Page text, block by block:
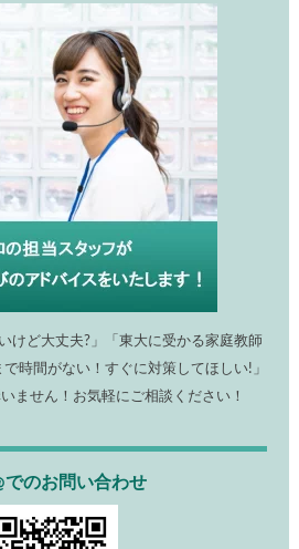
けど大丈夫?」「東大に受かる家庭教師
時間がない！すぐに対策してほしい!」
ません！お気軽にご相談ください！
でのお問い合わせ